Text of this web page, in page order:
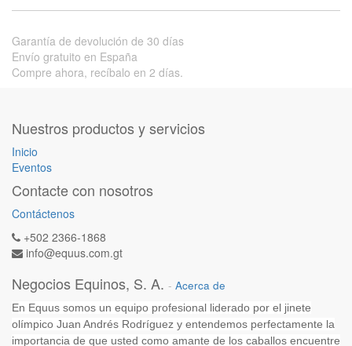
Garantía de devolución de 30 días
Envío gratuito en España
Compre ahora, recíbalo en 2 días.
Nuestros productos y servicios
Inicio
Eventos
Contacte con nosotros
Contáctenos
+502 2366-1868
info@equus.com.gt
Negocios Equinos, S. A. - Acerca de
En Equus somos un equipo profesional liderado por el jinete
olímpico Juan Andrés Rodríguez y entendemos perfectamente la
importancia de que usted como amante de los caballos encuentre